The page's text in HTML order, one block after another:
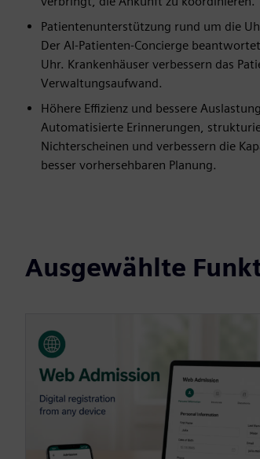
Patientenunterstützung rund um die
Der AI-Patienten-Concierge
Uhr. Krankenhäuser verbessern das
Verwaltungsaufwand.
Höhere Effizienz und bessere Auslastung
Automatisierte Erinnerungen,
Nichterscheinen und verbessern die
besser vorhersehbaren Planung.
Ausgewählte